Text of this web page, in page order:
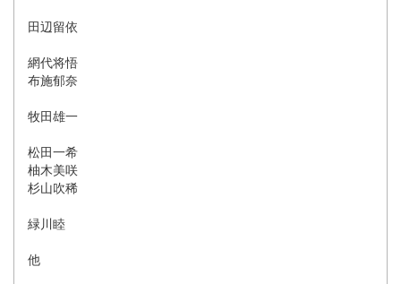
田辺留依
網代将悟
布施郁奈
牧田雄一
松田一希
柚木美咲
杉山吹稀
緑川睦
他